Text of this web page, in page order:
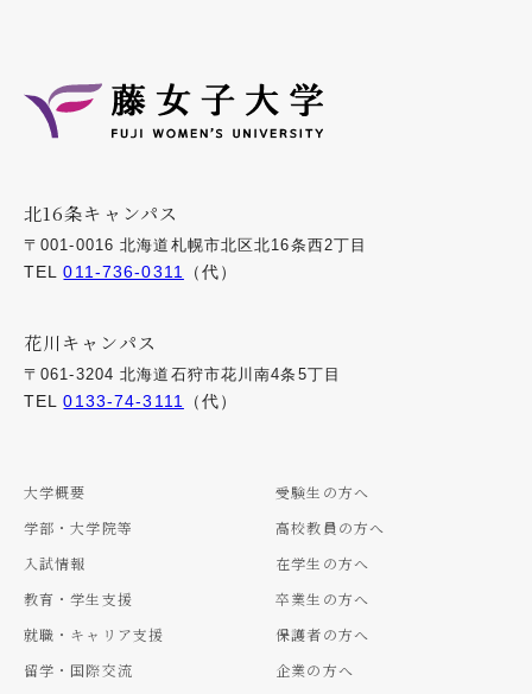
北16条キャンパス
〒001-0016 北海道札幌市北区北16条西2丁目
TEL011-736-0311 （代）
花川キャンパス
〒061-3204 北海道石狩市花川南4条5丁目
TEL0133-74-3111 （代）
大学概要
学部・大学院等
入試情報
教育・学生支援
就職・キャリア支援
留学・国際交流
受験生の方へ
高校教員の方へ
在学生の方へ
卒業生の方へ
保護者の方へ
企業の方へ